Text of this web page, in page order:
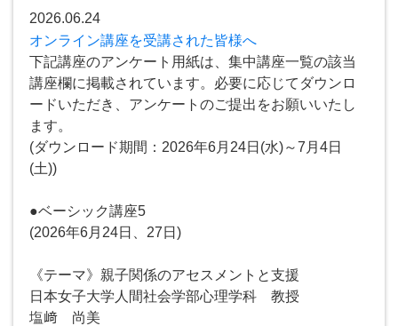
2026.06.24
オンライン講座を受講された皆様へ
下記講座のアンケート用紙は、集中講座一覧の該当
講座欄に掲載されています。必要に応じてダウンロ
ードいただき、アンケートのご提出をお願いいたし
ます。
(ダウンロード期間：2026年6月24日(水)～7月4日
(土))
●ベーシック講座5
(2026年6月24日、27日)
《テーマ》親子関係のアセスメントと支援
日本女子大学人間社会学部心理学科 教授
塩﨑 尚美